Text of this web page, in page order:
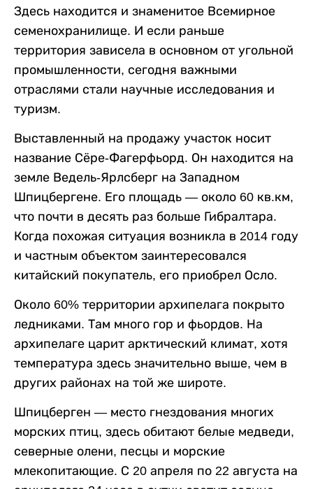
Здесь находится и знаменитое Всемирное
семенохранилище. И если раньше
территория зависела в основном от угольной
промышленности, сегодня важными
отраслями стали научные исследования и
туризм.
Выставленный на продажу участок носит
название Сёре-Фагерфьорд. Он находится на
земле Ведель-Ярлсберг на Западном
Шпицбергене. Его площадь — около 60 кв.км,
что почти в десять раз больше Гибралтара.
Когда похожая ситуация возникла в 2014 году
и частным объектом заинтересовался
китайский покупатель, его приобрел Осло.
Около 60% территории архипелага покрыто
ледниками. Там много гор и фьордов. На
архипелаге царит арктический климат, хотя
температура здесь значительно выше, чем в
других районах на той же широте.
Шпицберген — место гнездования многих
морских птиц, здесь обитают белые медведи,
северные олени, песцы и морские
млекопитающие. С 20 апреля по 22 августа на